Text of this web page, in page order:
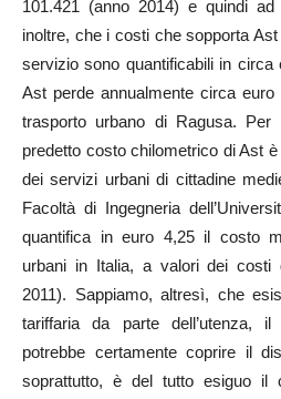
101.421 (anno 2014) e quindi
inoltre, che i costi che sopporta
servizio sono quantificabili in
Ast perde annualmente circa
trasporto urbano di Ragusa.
predetto costo chilometrico di Ast
dei servizi urbani di cittadine
Facoltà di Ingegneria
quantifica in euro 4,25 il costo
urbani in Italia, a valori dei costi
2011). Sappiamo, altresì, che
tariffaria da parte dell’utenza,
potrebbe certamente coprire il
soprattutto, è del tutto esiguo il